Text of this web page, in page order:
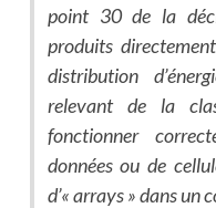
point 30 de la
produits
distribution
relevant de la
fonctionner
données ou de
d’« arrays » dans un